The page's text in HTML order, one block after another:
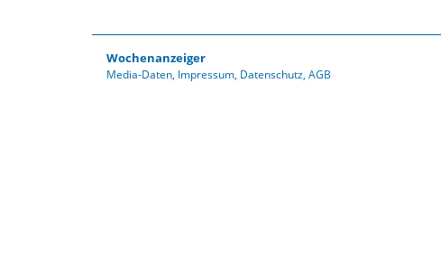
Wochenanzeiger
Media-Daten Impressum Datenschutz AGB